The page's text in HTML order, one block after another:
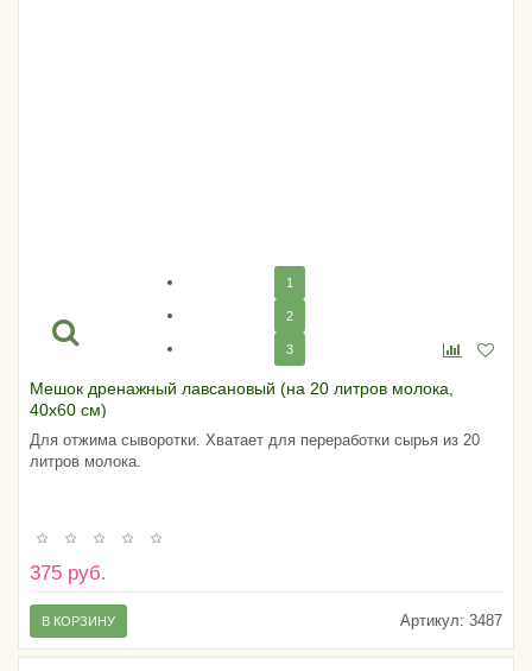
1
2
3
Мешок дренажный лавсановый (на 20 литров молока,
40х60 см)
Для отжима сыворотки. Хватает для переработки сырья из 20
литров молока.
375 руб.
Артикул: 3487
В КОРЗИНУ